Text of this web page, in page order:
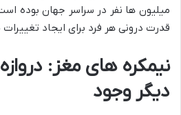
میلیون ها نفر در سراسر جهان بوده
قدرت درونی هر فرد برای ایجاد
نیمکره های مغز: دروازه
دیگر وجود